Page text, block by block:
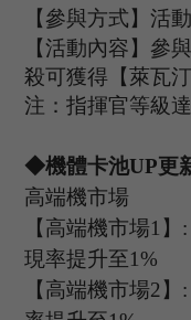
【參與方式】 活
【活動內容】參
殺可獲得【萊瓦
注：指揮官等級
◆機體卡池UP更
高端機市場
【高端機市場1 】
現率提升至1%
【高端機市場2 】 :